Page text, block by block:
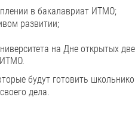
в бакалавриат ИТМО;
развитии;
на Дне открытых
будут готовить
дела.